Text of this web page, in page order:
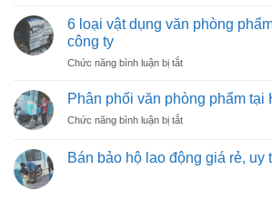
HÀNG
CẦN,
BÌNH
CÓ
MẶT
6 loại vật dụng văn phòng
công ty
Chức năng bình luận bị tắtở
loại
dụng
phòng
Phân phối văn phòng phẩm tại
Chức năng bình luận bị tắtở
phối
văn
Bán bảo hộ lao động giá rẻ, uy